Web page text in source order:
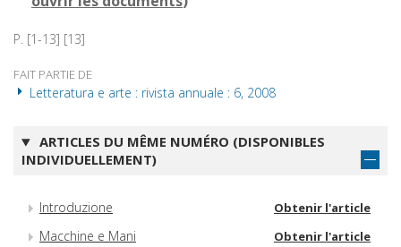
P. [1-13] [13]
FAIT PARTIE DE
Letteratura e arte : rivista annuale : 6, 2008
ARTICLES DU MÊME NUMÉRO (DISPONIBLES
INDIVIDUELLEMENT)
Introduzione Obtenir l'article
Macchine e Mani Obtenir l'article